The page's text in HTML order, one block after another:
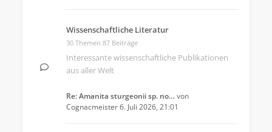
Wissenschaftliche Literatur
30 Themen 87 Beiträge
Interessante wissenschaftliche Publikationen
aus aller Welt
Re: Amanita sturgeonii sp. no… von
Cognacmeister6. Juli 2026, 21:01